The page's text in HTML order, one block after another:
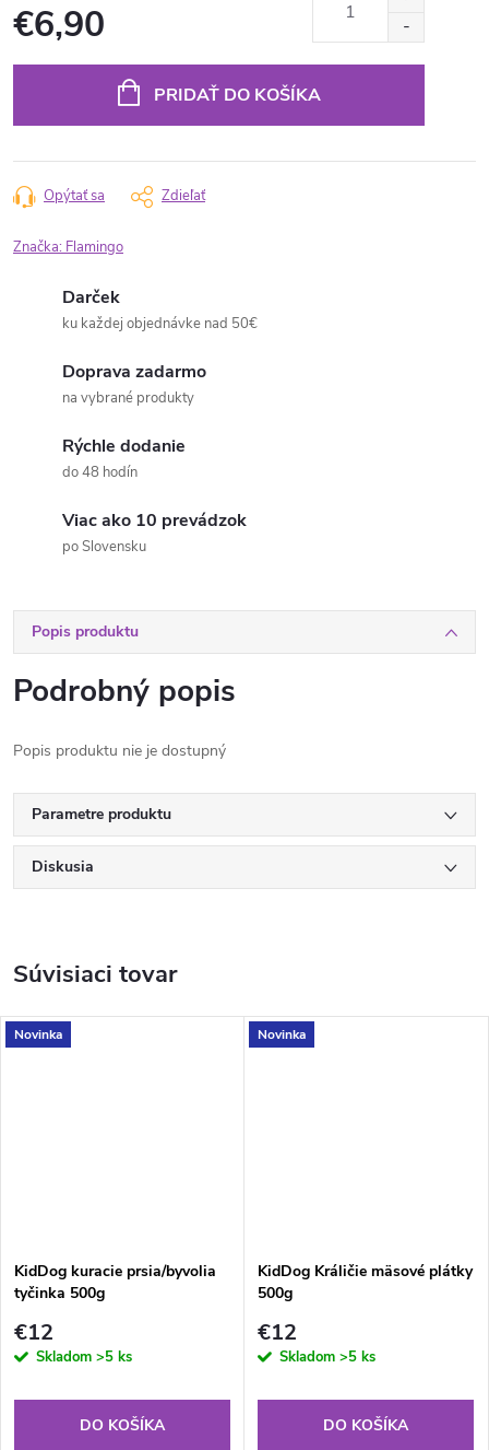
€6,90
PRIDAŤ DO KOŠÍKA
Opýtať sa Zdieľať
Značka: Flamingo
Darček
ku každej objednávke nad 50€
Doprava zadarmo
na vybrané produkty
Rýchle dodanie
do 48 hodín
Viac ako 10 prevádzok
po Slovensku
Popis produktu
Podrobný popis
Popis produktu nie je dostupný
Parametre produktu
Diskusia
Súvisiaci tovar
Novinka
KidDog kuracie prsia/byvolia
tyčinka 500g
€12
Skladom >5 ks
DO KOŠÍKA
Novinka
KidDog Králičie mäsové plátky
500g
€12
Skladom >5 ks
DO KOŠÍKA